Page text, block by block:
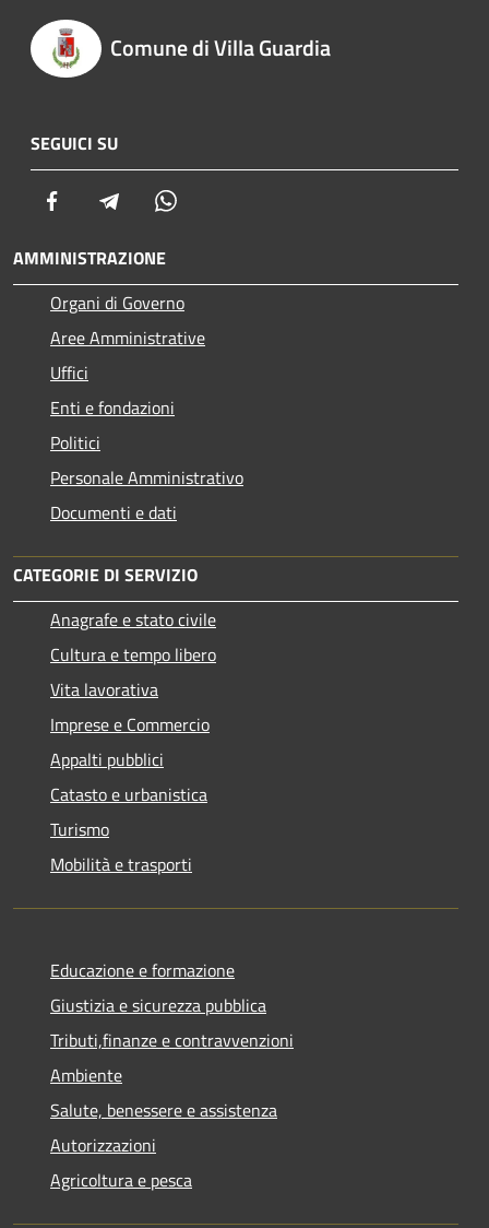
Comune di Villa Guardia
SEGUICI SU
Facebook Telegram
AMMINISTRAZIONE
Organi di Governo
Aree Amministrative
Uffici
Enti e fondazioni
Politici
Personale Amministrativo
Documenti e dati
CATEGORIE DI SERVIZIO
Anagrafe e stato civile
Cultura e tempo libero
Vita lavorativa
Imprese e Commercio
Appalti pubblici
Catasto e urbanistica
Turismo
Mobilità e trasporti
Educazione e formazione
Giustizia e sicurezza pubblica
Tributi,finanze e contravvenzioni
Ambiente
Salute, benessere e assistenza
Autorizzazioni
Agricoltura e pesca